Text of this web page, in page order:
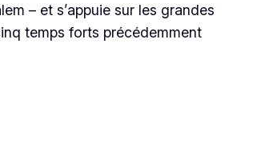
– et s’appuie sur les grandes
temps forts précédemment